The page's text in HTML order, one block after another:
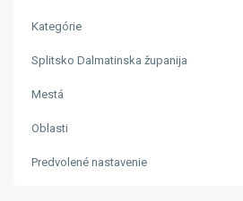
Kategórie
Splitsko Dalmatinska županija
Mestá
Oblasti
Predvolené nastavenie